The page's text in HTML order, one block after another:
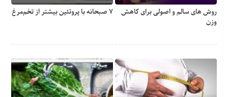
روش های سالم و اصولی برای کاهش
وزن
۷ صبحانه با پروتئین بیشتر از تخم‌مرغ